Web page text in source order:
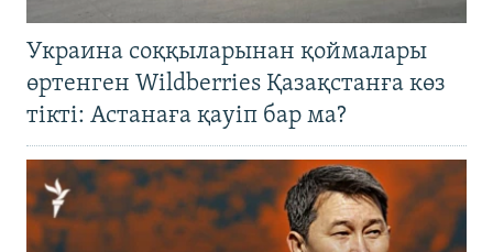
Украина соққыларынан қоймалары
өртенген Wildberries Қазақстанға көз
тікті: Астанаға қауіп бар ма?